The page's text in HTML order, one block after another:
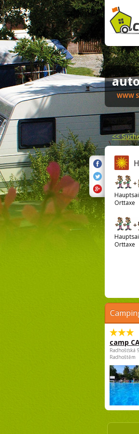
WWW
<<
Orttaxe
Orttaxe
camp
Radhošťská
Radhoštěm